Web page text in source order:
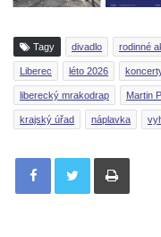
Tagy divadlo rodinné
Liberec léto 2026
liberecký mrakodrap Martin
krajský úřad náplavka